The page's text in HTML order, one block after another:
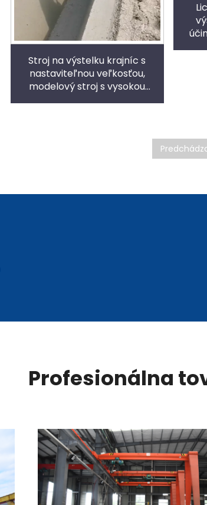
Stroj na výstelku krajníc s
nastaviteľnou veľkosťou,
modelový stroj s vysokou
Profesionálna